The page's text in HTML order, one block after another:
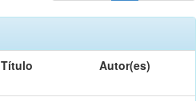
Título Autor(es)